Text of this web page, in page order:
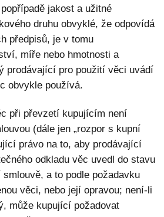
jakost a užitné
druhu obvyklé, že odpovídá
předpisů, je v tomu
míře nebo hmotnosti a
prodávající pro použití věci uvádí
obvykle používá.
při převzetí kupujícím není
(dále jen „rozpor s kupní
právo na to, aby prodávající
odkladu věc uvedl do stavu
a to podle požadavku
věci, nebo její opravou; není-li
může kupující požadovat